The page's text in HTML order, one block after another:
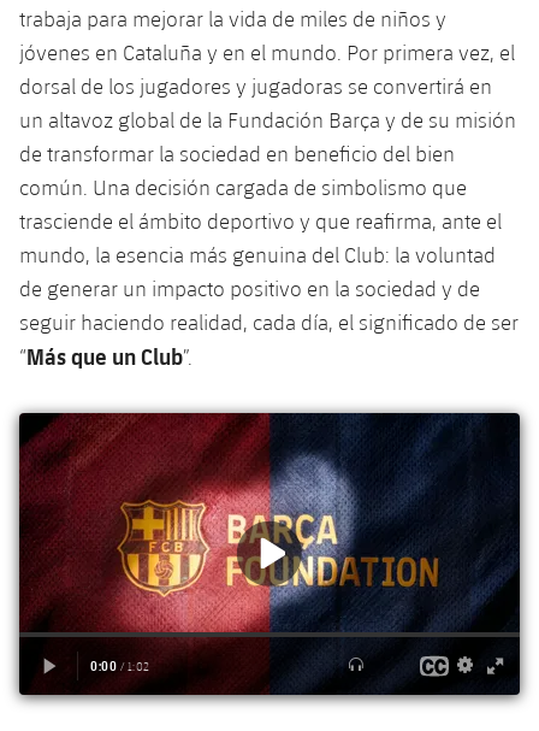
trabaja para mejorar la vida de miles de niños y
jóvenes en Cataluña y en el mundo. Por primera vez, el
dorsal de los jugadores y jugadoras se convertirá en
un altavoz global de la Fundación Barça y de su misión
de transformar la sociedad en beneficio del bien
común. Una decisión cargada de simbolismo que
trasciende el ámbito deportivo y que reafirma, ante el
mundo, la esencia más genuina del Club: la voluntad
de generar un impacto positivo en la sociedad y de
seguir haciendo realidad, cada día, el significado de ser
“Más que un Club”.